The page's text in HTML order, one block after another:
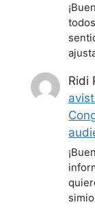
Ridi